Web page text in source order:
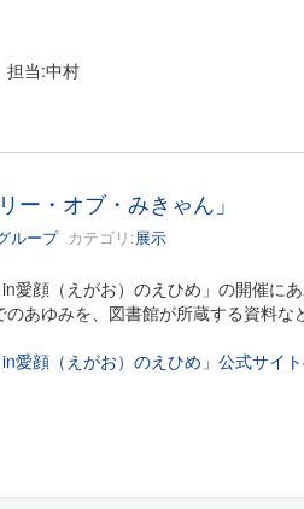
当:中村
ー・オブ・みきゃん」
ループカテゴリ:展示
愛顔（えがお）のえひめ」の開催に
あゆみを、図書館が所蔵する資料
愛顔（えがお）のえひめ」公式サイ